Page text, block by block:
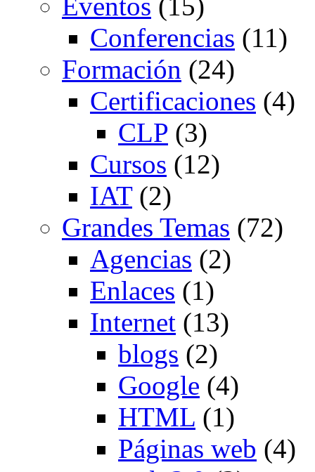
Eventos (15)
Conferencias (11)
Formación (24)
Certificaciones (4)
CLP (3)
Cursos (12)
IAT(2)
Grandes Temas (72)
Agencias (2)
Enlaces (1)
Internet (13)
blogs (2)
Google (4)
HTML (1)
Páginas web (4)